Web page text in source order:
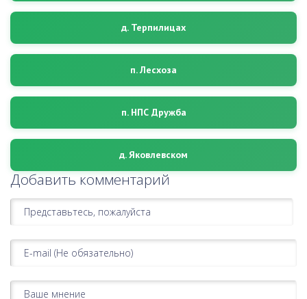
д. Терпилицах
п. Лесхоза
п. НПС Дружба
д. Яковлевском
Добавить комментарий